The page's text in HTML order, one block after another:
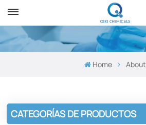
Home About
CATEGORÍAS DE PRODUCTOS